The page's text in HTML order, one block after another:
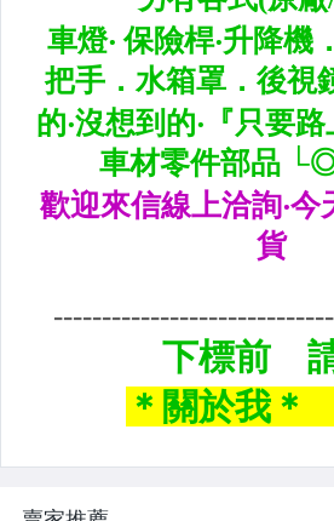
CUSCO / HARDRACE 各車系結構桿.拉桿
進氣套件 進氣系統 全系列
其它